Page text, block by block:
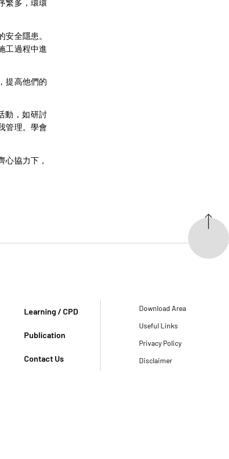
繁多，環環
全隱患。
工過程中進
提高他們的
動，如研討
管理。學會
心協力下，
Learning / CPD
Publication
Contact Us
Download Area
Useful Links
Privacy Policy
Disclaimer